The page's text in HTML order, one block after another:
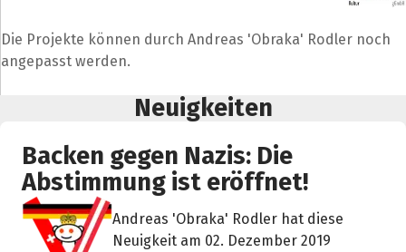
Die Projekte können durch Andreas 'Obraka' Rodler noch
angepasst werden.
Neuigkeiten
Backen gegen Nazis: Die
Abstimmung ist eröffnet!
Andreas 'Obraka' Rodler hat diese
Neuigkeit am 02. Dezember 2019